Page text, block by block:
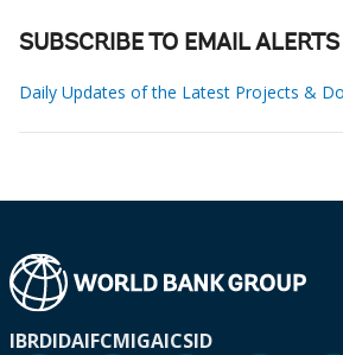
SUBSCRIBE TO EMAIL ALERTS
Daily Updates of the Latest Projects &
IBRDIDAIFCMIGAICSID